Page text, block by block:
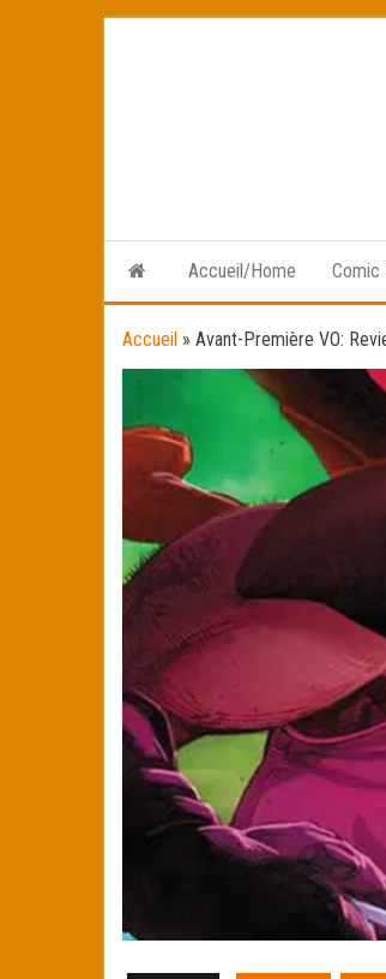
Accueil/Home Comic
Accueil » Avant-Première VO: